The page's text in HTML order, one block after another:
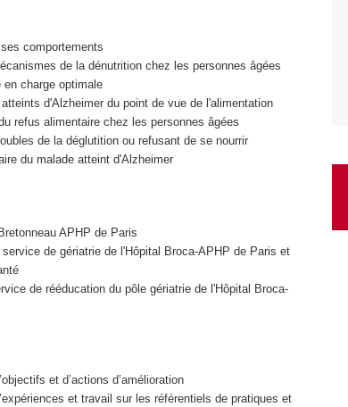
comportements
de la dénutrition chez les personnes âgées
charge optimale
d'Alzheimer du point de vue de l'alimentation
refus alimentaire chez les personnes âgées
de la déglutition ou refusant de se nourrir
du malade atteint d'Alzheimer
APHP de Paris
de gériatrie de l'Hôpital Broca-APHP de Paris et
de rééducation du pôle gériatrie de l'Hôpital Broca-
et d’actions d’amélioration
et travail sur les référentiels de pratiques et